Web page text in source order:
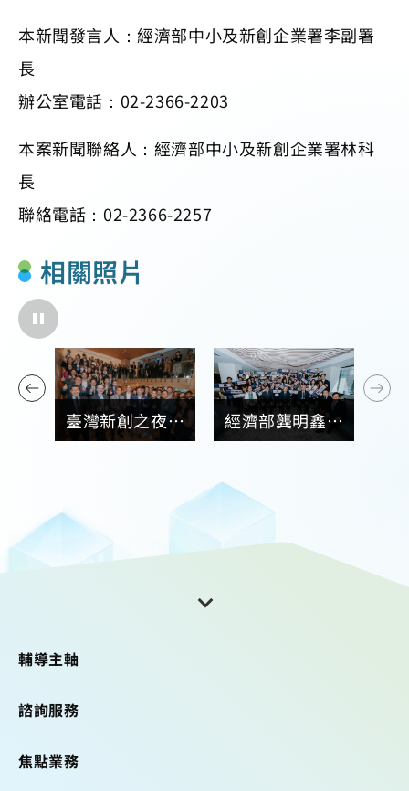
本新聞發言人：經濟部中小及新創企業署李副署
長
辦公室電話：02-2366-2203
本案新聞聯絡人：經濟部中小及新創企業署林科
長
聯絡電話：02-2366-2257
相關照片
臺灣新創之夜吸
業、創投及新創
生態系人士蒞臨
經濟部龔明鑫部
國家發展委員會
二)、數位發展
輔導主軸
諮詢服務
焦點業務